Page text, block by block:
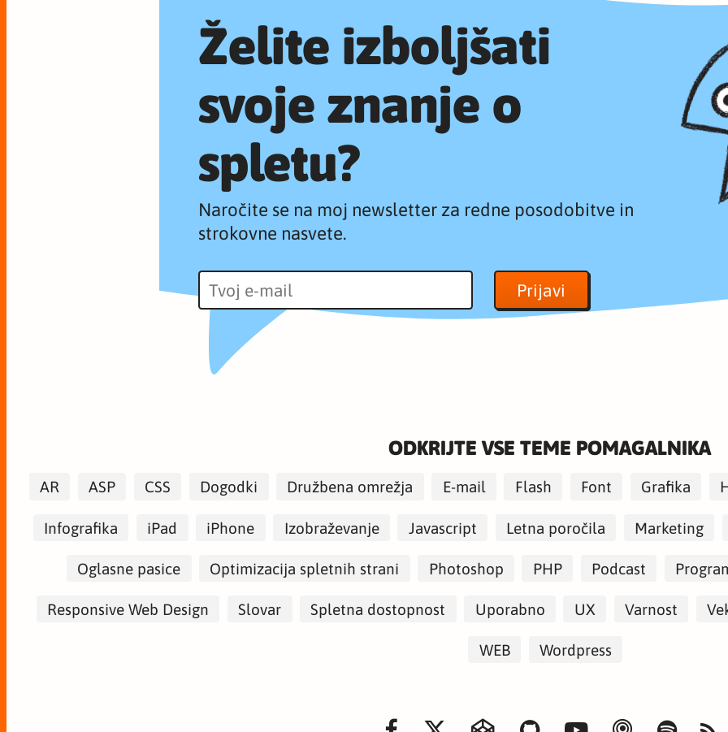
Želite izboljšati
svoje znanje o
spletu?
Naročite se na moj newsletter za redne posodobitve in
strokovne nasvete.
ODKRIJTE VSE TEME POMAGALNIKA
AR ASP CSS Dogodki Družbena omrežja E-mail Flash Font Grafika
Infografika iPad iPhone Izobraževanje Javascript Letna poročila Marketing
Oglasne pasice Optimizacija spletnih strani Photoshop PHP Podcast
Responsive Web Design Slovar Spletna dostopnost Uporabno UX Varnost
WEB Wordpress